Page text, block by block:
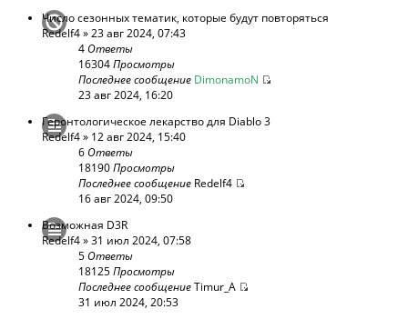
Число сезонных тематик, которые будут повторяться
Redelf4» 23 авг 2024, 07:43
4Ответы
16304Просмотры
Последнее сообщение DimonamoN
23 авг 2024, 16:20
Геронтологическое лекарство для Diablo 3
Redelf4» 12 авг 2024, 15:40
6Ответы
18190Просмотры
Последнее сообщение Redelf4
16 авг 2024, 09:50
Возможная D3R
Redelf4» 31 июл 2024, 07:58
5Ответы
18125Просмотры
Последнее сообщениеTimur_A
31 июл 2024, 20:53